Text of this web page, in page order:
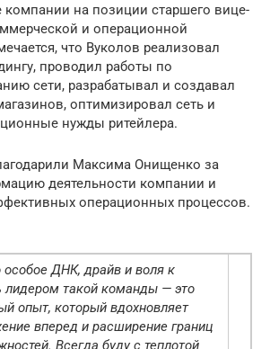
компании на позиции старшего вице-
и операционной
что Вуколов реализовал
проводил работы по
сети, разрабатывал и создавал
оптимизировал сеть и
нужды ритейлера.
Максима Онищенко за
деятельности компании и
операционных процессов.
особое ДНК, драйв и воля к
лидером такой команды — это
опыт, который вдохновляет
вперед и расширение границ
Всегда буду с теплотой